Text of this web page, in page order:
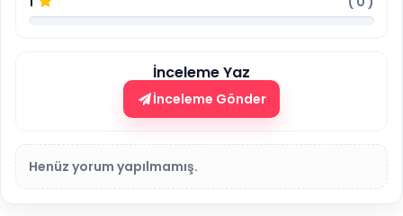
İnceleme Yaz
İnceleme Gönder
Henüz yorum yapılmamış.